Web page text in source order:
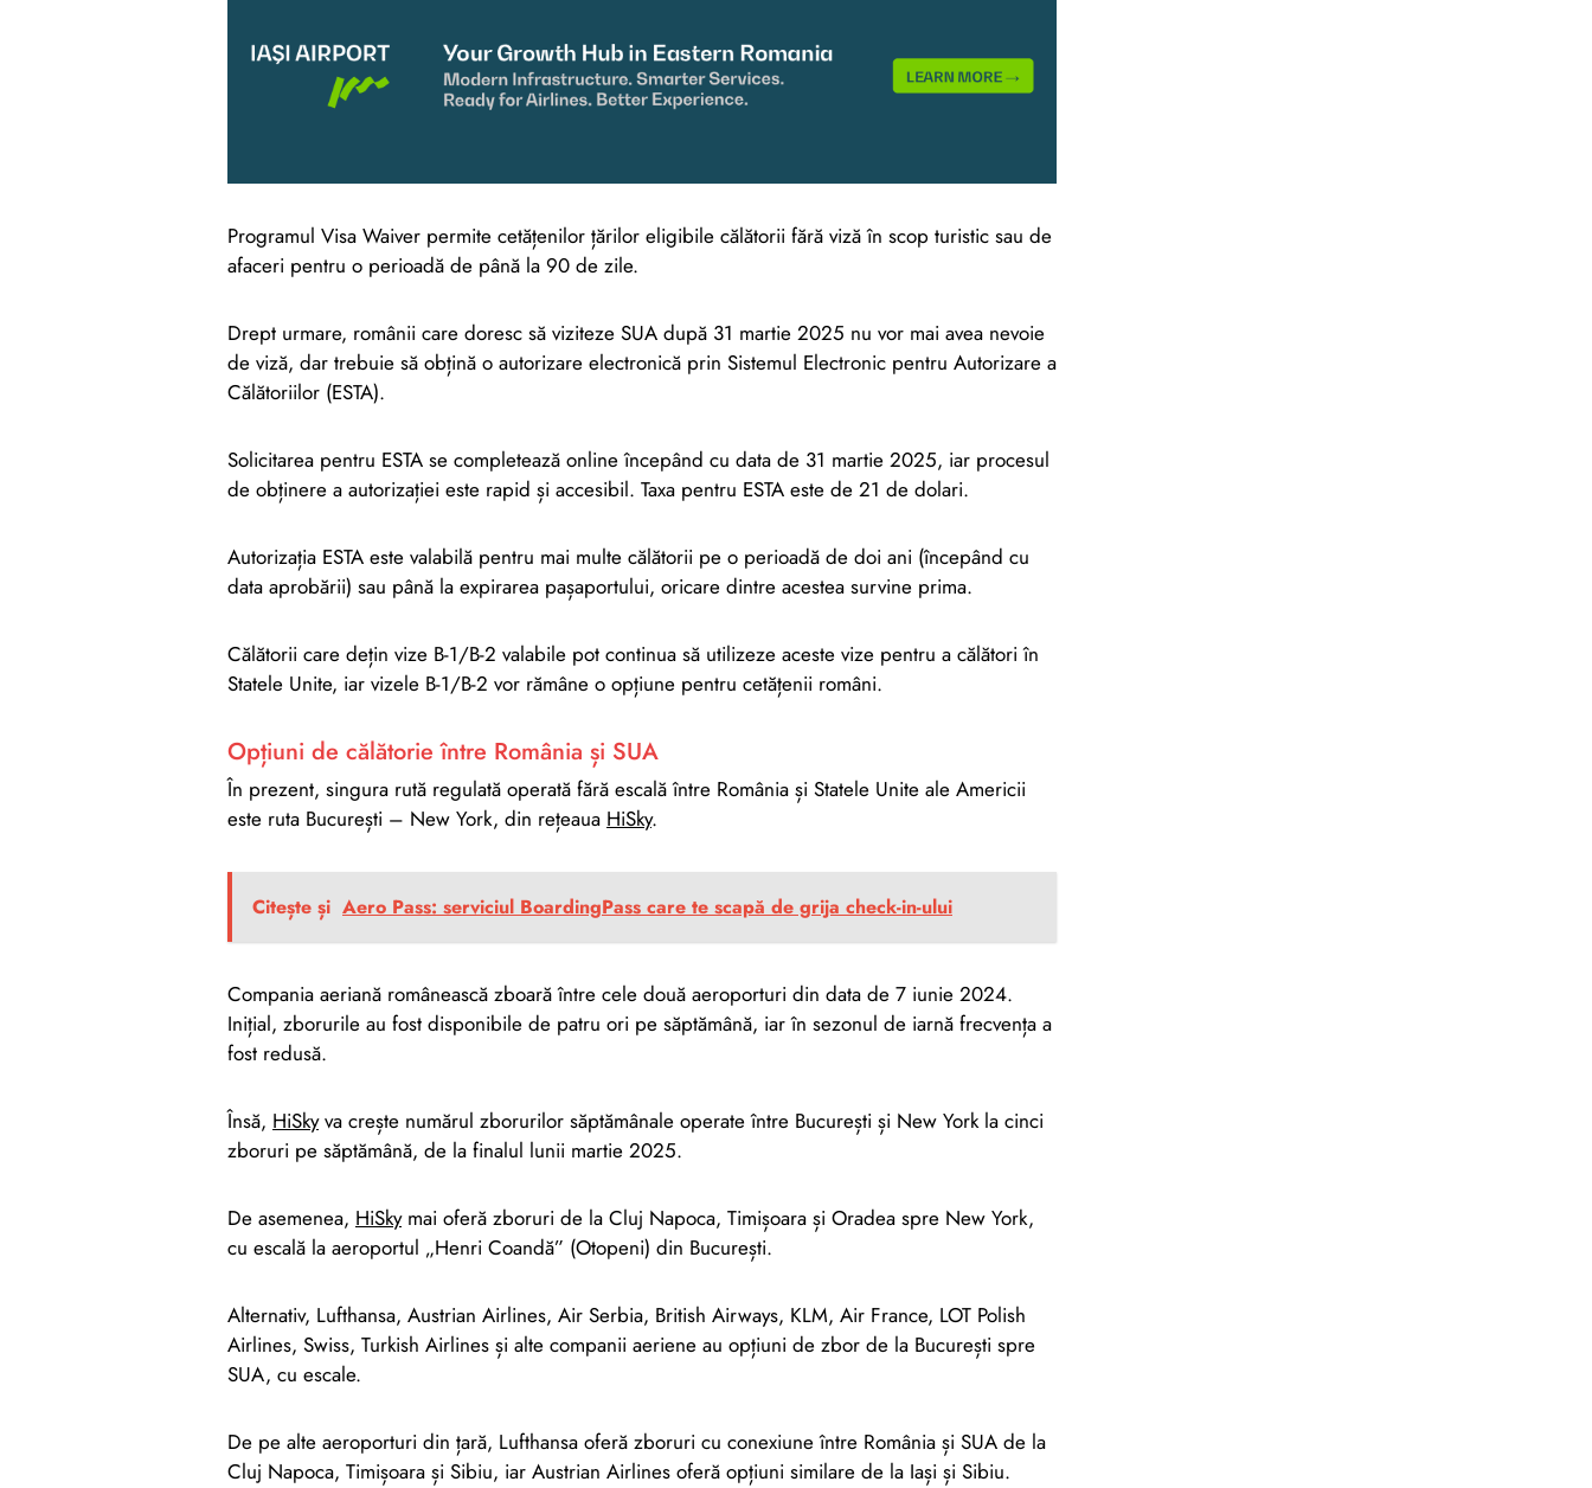
Programul Visa Waiver permite cetățenilor țărilor eligibile călătorii fără viză în scop turistic sau de
afaceri pentru o perioadă de până la 90 de zile.
Drept urmare, românii care doresc să viziteze SUA după 31 martie 2025 nu vor mai avea nevoie
de viză, dar trebuie să obțină o autorizare electronică prin Sistemul Electronic pentru Autorizare a
Călătoriilor (ESTA).
Solicitarea pentru ESTA se completează online începând cu data de 31 martie 2025, iar procesul
de obținere a autorizației este rapid și accesibil. Taxa pentru ESTA este de 21 de dolari.
Autorizația ESTA este valabilă pentru mai multe călătorii pe o perioadă de doi ani (începând cu
data aprobării) sau până la expirarea pașaportului, oricare dintre acestea survine prima.
Călătorii care dețin vize B-1/B-2 valabile pot continua să utilizeze aceste vize pentru a călători în
Statele Unite, iar vizele B-1/B-2 vor rămâne o opțiune pentru cetățenii români.
Opțiuni de călătorie între România și SUA
În prezent, singura rută regulată operată fără escală între România și Statele Unite ale Americii
este ruta București – New York, din rețeaua HiSky.
Citește și Aero Pass: serviciul BoardingPass care te scapă de grija check-in-ului
Compania aeriană românească zboară între cele două aeroporturi din data de 7 iunie 2024.
Inițial, zborurile au fost disponibile de patru ori pe săptămână, iar în sezonul de iarnă frecvența a
fost redusă.
Însă, HiSkyva crește numărul zborurilor săptămânale operate între București și New York la cinci
zboruri pe săptămână, de la finalul lunii martie 2025.
De asemenea, HiSkymai oferă zboruri de la Cluj Napoca, Timișoara și Oradea spre New York,
cu escală la aeroportul „Henri Coandă” (Otopeni) din București.
Alternativ, Lufthansa, Austrian Airlines, Air Serbia, British Airways, KLM, Air France, LOT Polish
Airlines, Swiss, Turkish Airlines și alte companii aeriene au opțiuni de zbor de la București spre
SUA, cu escale.
De pe alte aeroporturi din țară, Lufthansa oferă zboruri cu conexiune între România și SUA de la
Cluj Napoca, Timișoara și Sibiu, iar Austrian Airlines oferă opțiuni similare de la Iași și Sibiu.